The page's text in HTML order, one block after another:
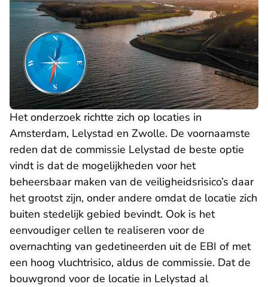
Het onderzoek richtte zich op locaties in
Amsterdam, Lelystad en Zwolle. De voornaamste
reden dat de commissie Lelystad de beste optie
vindt is dat de mogelijkheden voor het
beheersbaar maken van de veiligheidsrisico’s daar
het grootst zijn, onder andere omdat de locatie zich
buiten stedelijk gebied bevindt. Ook is het
eenvoudiger cellen te realiseren voor de
overnachting van gedetineerden uit de EBI of met
een hoog vluchtrisico, aldus de commissie. Dat de
bouwgrond voor de locatie in Lelystad al